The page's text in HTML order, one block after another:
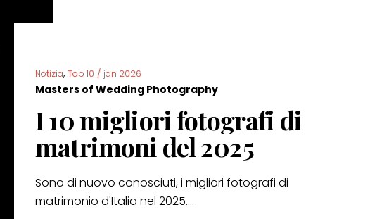
Notizia,Top 10 / jan 2026
Masters of Wedding Photography
I 10 migliori fotografi di
matrimoni del 2025
Sono di nuovo conosciuti, i migliori fotografi di
matrimonio d'Italia nel 2025....